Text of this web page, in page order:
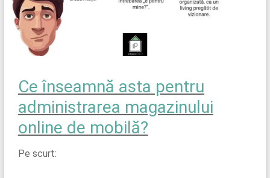
Ce înseamnă asta pentru
administrarea magazinului
online de mobilă?
Pe scurt: